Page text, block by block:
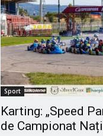
Sport
Karting: „Speed
de Campionat